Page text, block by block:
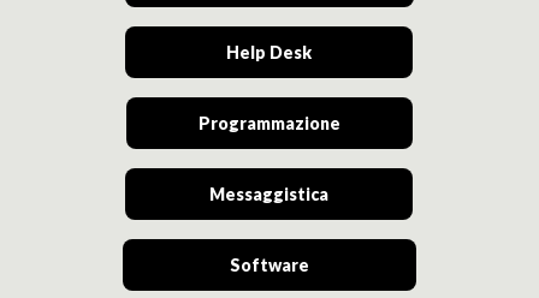
Help Desk
Programmazione
Messaggistica
Software